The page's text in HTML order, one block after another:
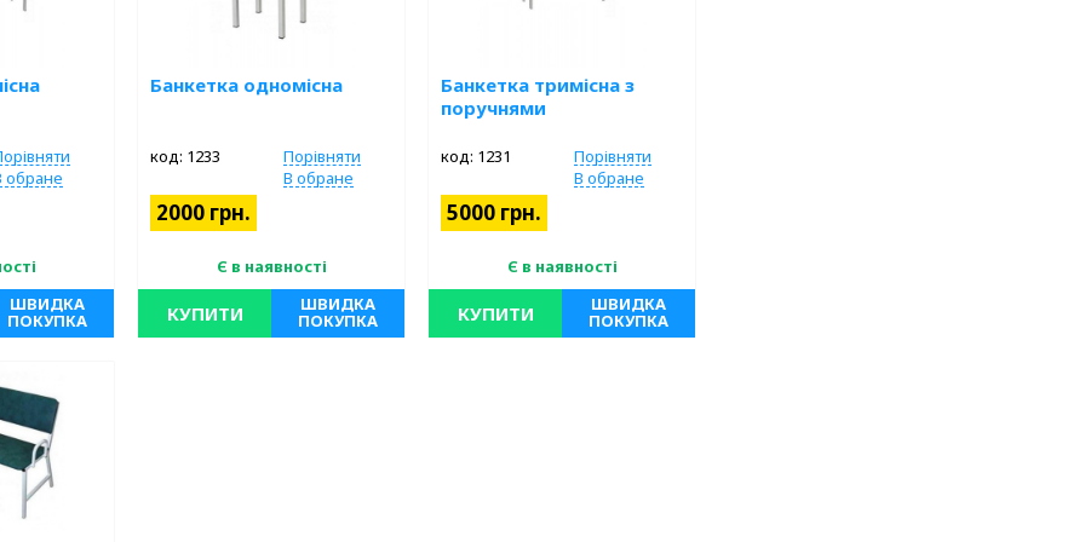
обране
ШВИДКА
ПОКУПКА
Банкетка одномісна
код: 1233
Порівняти
В обране
2000 грн.
Є в наявності
КУПИТИ ШВИДКА
ПОКУПКА
Банкетка тримісна з
поручнями
код: 1231
Порівняти
В обране
5000 грн.
Є в наявності
КУПИТИ ШВИДКА
ПОКУПКА